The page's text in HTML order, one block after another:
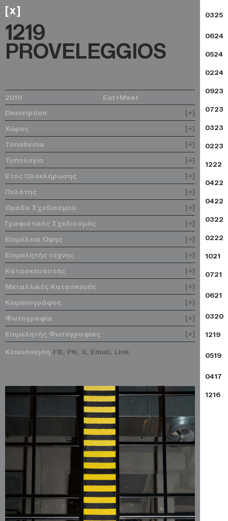
0325
0624
0524
0224
0923
0723
0323
0223
1222
0422
0422
0322
0222
1021
0721
0621
0320
1219
0519
0417
1216
[x]
1219
PROVELEGGIOS
2019
Eat+Meet
Description
[+]
Χώρος
[+]
Τοποθεσία
[+]
Τυπολογία
[+]
Έτος Ολοκλήρωσης
[+]
Πελάτης
[+]
Ομάδα Σχεδιασμού
[+]
Γραφιστικός Σχεδιασμός
[+]
Επιμέλεια Όψης
[+]
Επιμελητής τέχνης
[+]
Κατασκευαστής
[+]
Μεταλλικές Κατασκευές
[+]
Κειμενογράφος
[+]
Φωτογραφία
[+]
Επιμελητής Φωτογραφίας
[+]
Κοινοποίηση FB, PN, X, Email, Link